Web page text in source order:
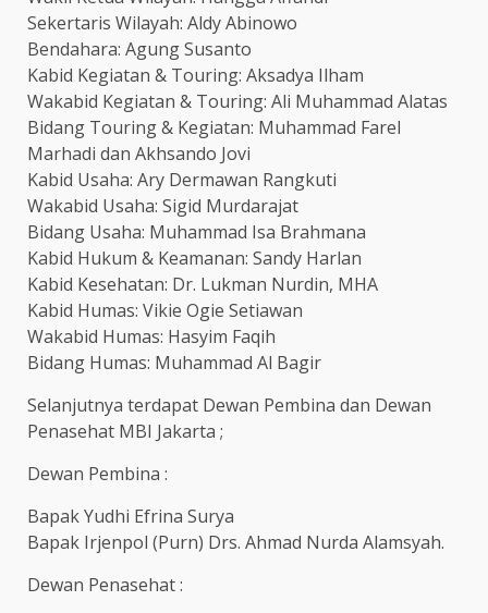
Sekertaris Wilayah: Aldy Abinowo
Bendahara: Agung Susanto
Kabid Kegiatan & Touring: Aksadya Ilham
Wakabid Kegiatan & Touring: Ali Muhammad Alatas
Bidang Touring & Kegiatan: Muhammad Farel
Marhadi dan Akhsando Jovi
Kabid Usaha: Ary Dermawan Rangkuti
Wakabid Usaha: Sigid Murdarajat
Bidang Usaha: Muhammad Isa Brahmana
Kabid Hukum & Keamanan: Sandy Harlan
Kabid Kesehatan: Dr. Lukman Nurdin, MHA
Kabid Humas: Vikie Ogie Setiawan
Wakabid Humas: Hasyim Faqih
Bidang Humas: Muhammad Al Bagir
Selanjutnya terdapat Dewan Pembina dan Dewan
Penasehat MBI Jakarta ;
Dewan Pembina :
Bapak Yudhi Efrina Surya
Bapak Irjenpol (Purn) Drs. Ahmad Nurda Alamsyah.
Dewan Penasehat :